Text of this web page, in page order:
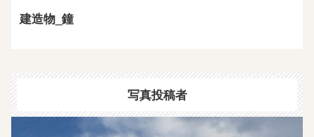
建造物_鐘
写真投稿者